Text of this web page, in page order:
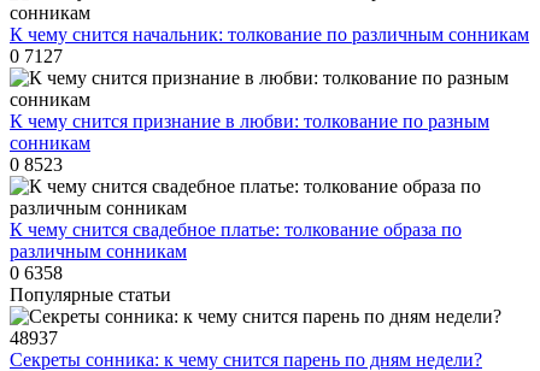
К чему снится начальник: толкование по различным сонникам
0 7127
К чему снится признание в любви: толкование по разным
сонникам
0 8523
К чему снится свадебное платье: толкование образа по
различным сонникам
0 6358
Популярные статьи
48937
Секреты сонника: к чему снится парень по дням недели?